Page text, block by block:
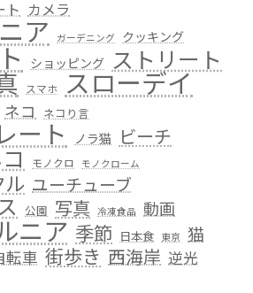
ト カメラ
ア ガーデニング クッキング
ショッピング ストリート
スマホ スローデイ
ネコ ネコり言
ート ノラ猫 ビーチ
モノクロ モノクローム
ル ユーチューブ
公園 写真 冷凍食品 動画
ニア 季節 日本食 東京 猫
転車 街歩き 西海岸 逆光